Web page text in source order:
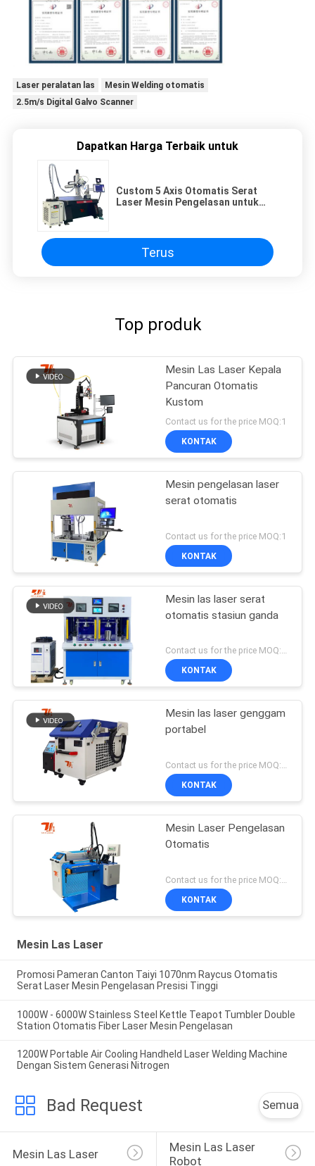
Laser peralatan las
Mesin Welding otomatis
2.5m/s Digital Galvo Scanner
Dapatkan Harga Terbaik untuk
Custom 5 Axis Otomatis Serat
Laser Mesin Pengelasan untuk
Terus
Top produk
Mesin Las Laser Kepala
Pancuran Otomatis
Kustom
Contact us for the price MOQ:1
KONTAK
Mesin pengelasan laser
serat otomatis
Contact us for the price MOQ:1
KONTAK
Mesin las laser serat
otomatis stasiun ganda
Contact us for the price MOQ:1 set
KONTAK
Mesin las laser genggam
portabel
Contact us for the price MOQ:1 set
KONTAK
Mesin Laser Pengelasan
Otomatis
KONTAK
Mesin Las Laser
Promosi Pameran Canton Taiyi 1070nm Raycus Otomatis
Serat Laser Mesin Pengelasan Presisi Tinggi
1000W - 6000W Stainless Steel Kettle Teapot Tumbler Double
Station Otomatis Fiber Laser Mesin Pengelasan
1200W Portable Air Cooling Handheld Laser Welding Machine
Dengan Sistem Generasi Nitrogen
Bad Request Semua
Mesin Las Laser
Mesin Las Laser
Robot